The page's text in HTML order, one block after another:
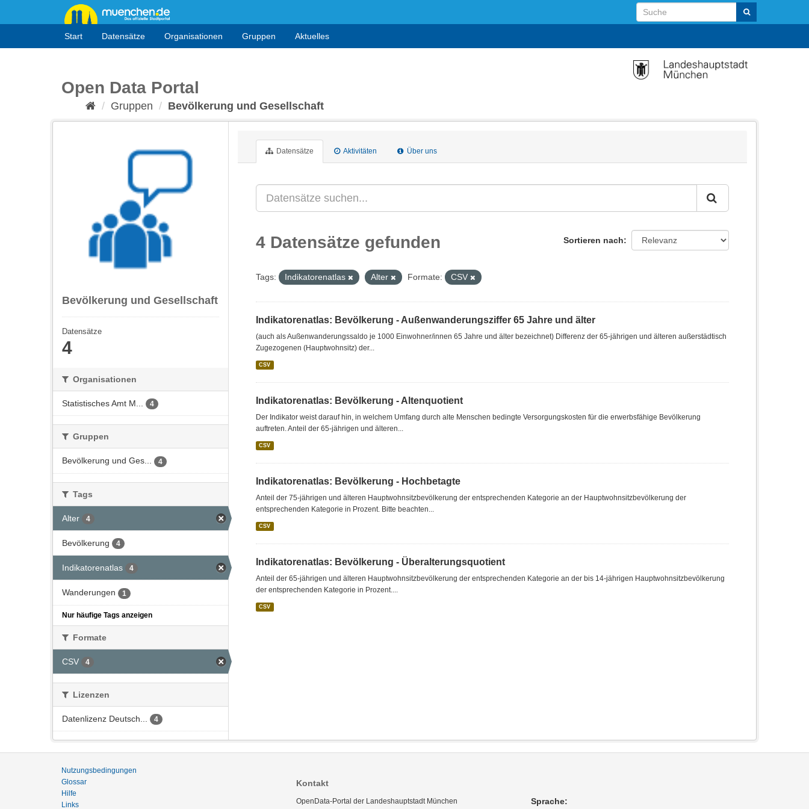
Start Datensätze Organisationen Gruppen Aktuelles
Open Data Portal
Gruppen Bevölkerung und Gesellschaft
Bevölkerung und Gesellschaft
Datensätze
4
Organisationen
Statistisches Amt M... 4
Gruppen
Bevölkerung und Ges... 4
Tags
Alter 4
Bevölkerung 4
Indikatorenatlas 4
Wanderungen 1
Nur häufige Tags anzeigen
Formate
CSV 4
Lizenzen
Datenlizenz Deutsch... 4
Datensätze Aktivitäten Über uns
Sortieren nach
4 Datensätze gefunden
Tags: Indikatorenatlas Alter Formate: CSV
Indikatorenatlas: Bevölkerung - Außenwanderungsziffer 65 Jahre und älter
(auch als Außenwanderungssaldo je 1000 Einwohner/innen 65 Jahre und älter bezeichnet) Differenz der 65-jährigen und älteren außerstädtisch
Zugezogenen (Hauptwohnsitz) der...
CSV
Indikatorenatlas: Bevölkerung - Altenquotient
Der Indikator weist darauf hin, in welchem Umfang durch alte Menschen bedingte Versorgungskosten für die erwerbsfähige Bevölkerung
auftreten. Anteil der 65-jährigen und älteren...
CSV
Indikatorenatlas: Bevölkerung - Hochbetagte
Anteil der 75-jährigen und älteren Hauptwohnsitzbevölkerung der entsprechenden Kategorie an der Hauptwohnsitzbevölkerung der
entsprechenden Kategorie in Prozent. Bitte beachten...
CSV
Indikatorenatlas: Bevölkerung - Überalterungsquotient
Anteil der 65-jährigen und älteren Hauptwohnsitzbevölkerung der entsprechenden Kategorie an der bis 14-jährigen Hauptwohnsitzbevölkerung
der entsprechenden Kategorie in Prozent....
CSV
Nutzungsbedingungen
Glossar
Hilfe
Links
Kontakt
OpenData-Portal der Landeshauptstadt München Sprache